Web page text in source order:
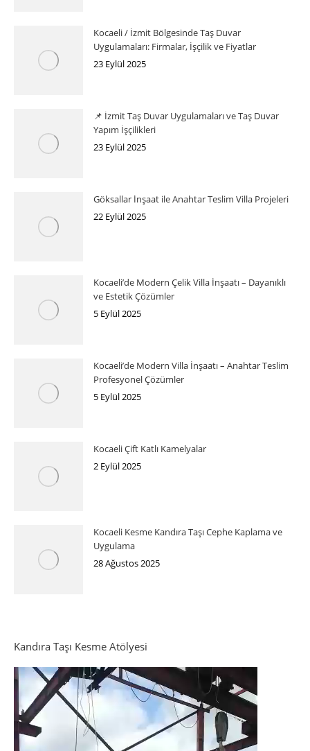
Kocaeli / İzmit Bölgesinde Taş Duvar
Uygulamaları: Firmalar, İşçilik ve Fiyatlar
23 Eylül 2025
📌 İzmit Taş Duvar Uygulamaları ve Taş Duvar
Yapım İşçilikleri
23 Eylül 2025
Göksallar İnşaat ile Anahtar Teslim Villa Projeleri
22 Eylül 2025
Kocaeli’de Modern Çelik Villa İnşaatı – Dayanıklı
ve Estetik Çözümler
5 Eylül 2025
Kocaeli’de Modern Villa İnşaatı – Anahtar Teslim
Profesyonel Çözümler
5 Eylül 2025
Kocaeli Çift Katlı Kamelyalar
2 Eylül 2025
Kocaeli Kesme Kandıra Taşı Cephe Kaplama ve
Uygulama
28 Ağustos 2025
Kandıra Taşı Kesme Atölyesi